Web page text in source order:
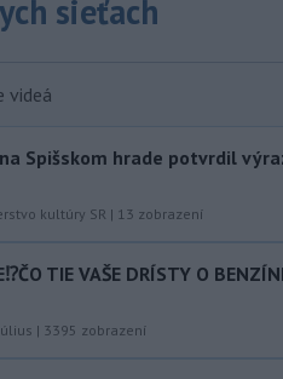
sieťach
videá
Spišskom hrade potvrdil
kultúry SR | 13 zobrazení
TIE VAŠE DRÍSTY O
| 3395 zobrazení